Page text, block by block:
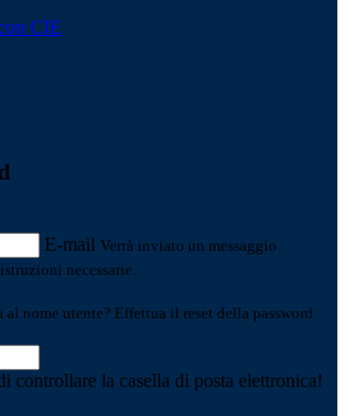
CIE
E-mail Verrà inviato un messaggio
necessarie.
al nome utente? Effettua il reset della password
controllare la casella di posta elettronica!